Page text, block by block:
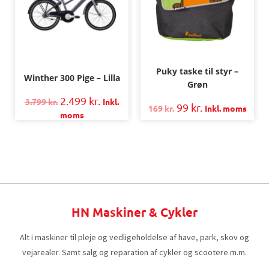
Winther 300 Pige – Lilla
3.799kr. 2.499 kr. Inkl.
moms
Puky taske til styr –
Grøn
169kr. 99 kr. Inkl. moms
HN Maskiner & Cykler
Alt i maskiner til pleje og vedligeholdelse af have, park, skov og
vejarealer. Samt salg og reparation af cykler og scootere m.m.